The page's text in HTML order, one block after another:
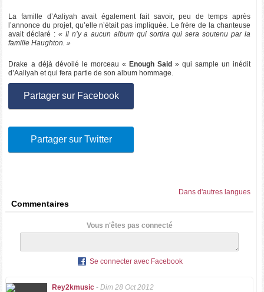
La famille d’Aaliyah avait également fait savoir, peu de temps après
l’annonce du projet, qu’elle n’était pas impliquée. Le frère de la chanteuse
avait déclaré : « Il n’y a aucun album qui sortira qui sera soutenu par la
famille Haughton. »
Drake a déjà dévoilé le morceau « Enough Said » qui sample un inédit
d’Aaliyah et qui fera partie de son album hommage.
Partager sur Facebook
Partager sur Twitter
Dans d'autres langues
Commentaires
Vous n'êtes pas connecté
Se connecter avec Facebook
Rey2kmusic- Dim 28 Oct 2012